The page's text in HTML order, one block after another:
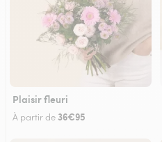
Plaisir fleuri
À partir de 36€95